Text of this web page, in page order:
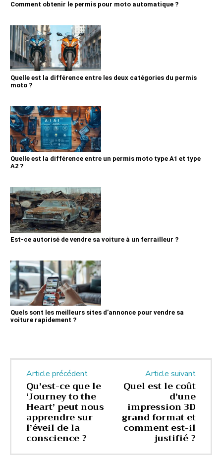
Comment obtenir le permis pour moto automatique ?
Quelle est la différence entre les deux catégories du permis
moto ?
Quelle est la différence entre un permis moto type A1 et type
A2 ?
Est-ce autorisé de vendre sa voiture à un ferrailleur ?
Quels sont les meilleurs sites d’annonce pour vendre sa
voiture rapidement ?
Article précédent
Qu’est-ce que le
‘Journey to the
Heart’ peut nous
apprendre sur
l’éveil de la
conscience ?
Article suivant
Quel est le coût
d’une
impression 3D
grand format et
comment est-il
justifié ?